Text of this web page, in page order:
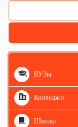
ВУЗы
Колледжи
Школы